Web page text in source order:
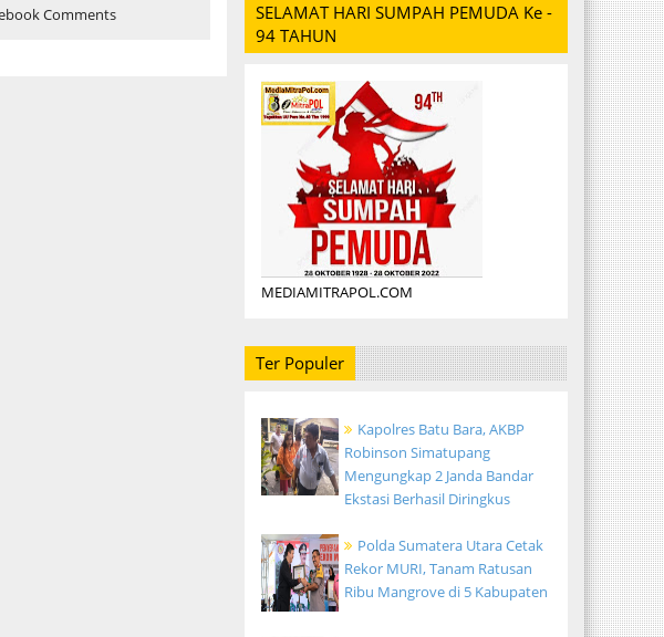
Comments
SELAMAT HARI SUMPAH PEMUDA Ke -
94 TAHUN
MEDIAMITRAPOL.COM
Ter Populer
Kapolres Batu Bara, AKBP
Robinson Simatupang
Mengungkap 2 Janda Bandar
Ekstasi Berhasil Diringkus
Polda Sumatera Utara Cetak
Rekor MURI, Tanam Ratusan
Ribu Mangrove di 5 Kabupaten